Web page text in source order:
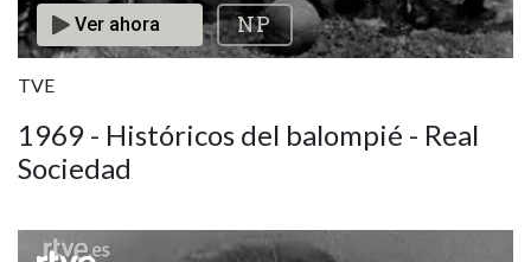
TVE
1969 - Históricos del balompié - Real
Sociedad